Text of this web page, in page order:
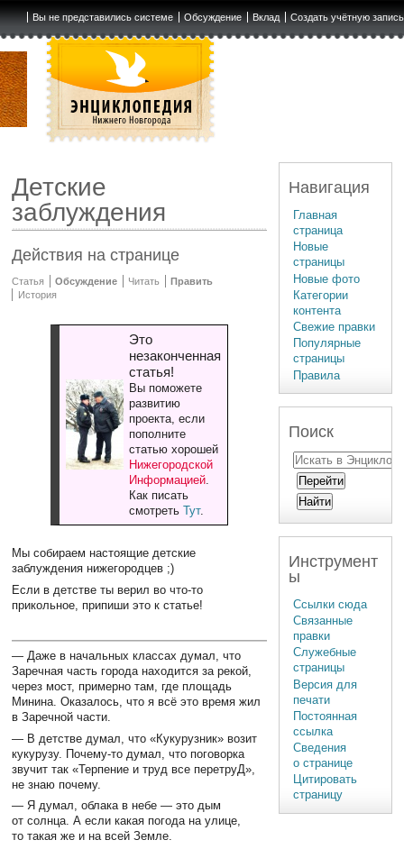
Вы не представились системе Обсуждение Вклад Создать учётную запись
Детские
заблуждения
Действия на странице
Статья Обсуждение Читать
Править
История
Это
незаконченная
статья!
Вы поможете
развитию
проекта, если
пополните
статью хорошей
Нижегородской
Информацией.
Как писать
смотреть Тут.
Мы собираем настоящие детские
заблуждения нижегородцев ;)
Если в детстве ты верил во что-то
прикольное, припиши это к статье!
— Даже в начальных классах думал, что
Заречная часть города находится за рекой,
через мост, примерно там, где площадь
Минина. Оказалось, что я всё это время жил
в Заречной части.
— В детстве думал, что «Кукурузник» возит
кукурузу. Почему-то думал, что поговорка
звучит так «Терпение и труд все перетруД»,
не знаю почему.
— Я думал, облака в небе — это дым
от солнца. А если какая погода на улице,
то такая же и на всей Земле.
Навигация
Главная
страница
Новые
страницы
Новые фото
Категории
контента
Свежие правки
Популярные
страницы
Правила
Поиск
Инструмент
ы
Ссылки сюда
Связанные
правки
Служебные
страницы
Версия для
печати
Постоянная
ссылка
Сведения
о странице
Цитировать
страницу